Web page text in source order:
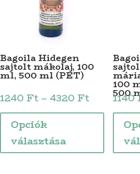
Bagoila Hidegen
sajtolt mákolaj, 100
ml, 500 ml (PET)
1240 Ft – 4320 Ft
-
4320 Ft
Opciók
választása
terméknek
100
500
1140